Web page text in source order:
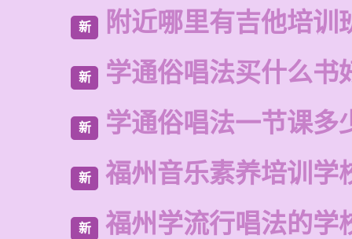
新 附近哪里有吉他培训
新 学通俗唱法买什么书
新 学通俗唱法一节课多
新 福州音乐素养培训学
新 福州学流行唱法的学